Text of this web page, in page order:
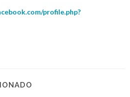
profile.php?